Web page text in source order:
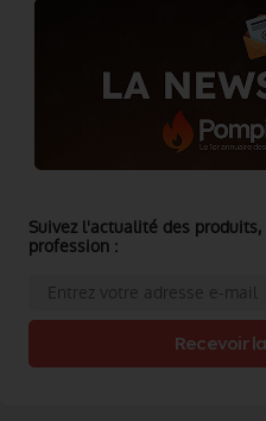
Suivez l'actualité des
profession :
Recevoir